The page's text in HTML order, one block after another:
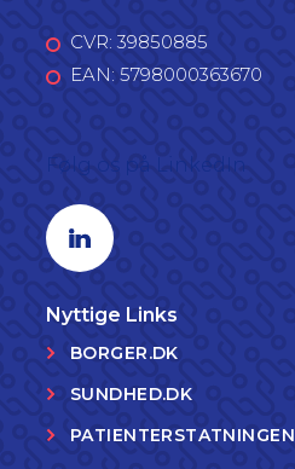
CVR: 39850885
EAN: 5798000363670
Linkedin profil
Nyttige Links
BORGER.DK
SUNDHED.DK
PATIENTERSTATNINGEN